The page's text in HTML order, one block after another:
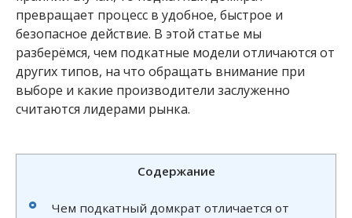
превращает процесс в удобное, быстрое и
безопасное действие. В этой статье мы
разберёмся, чем подкатные модели отличаются от
других типов, на что обращать внимание при
выборе и какие производители заслуженно
считаются лидерами рынка.
Содержание
Чем подкатный домкрат отличается от